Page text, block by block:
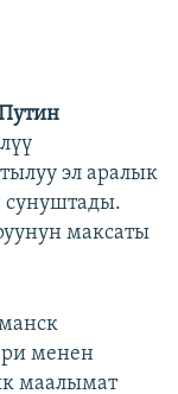
1080p
эл аралык
сунуштады.
максаты
менен
маалымат